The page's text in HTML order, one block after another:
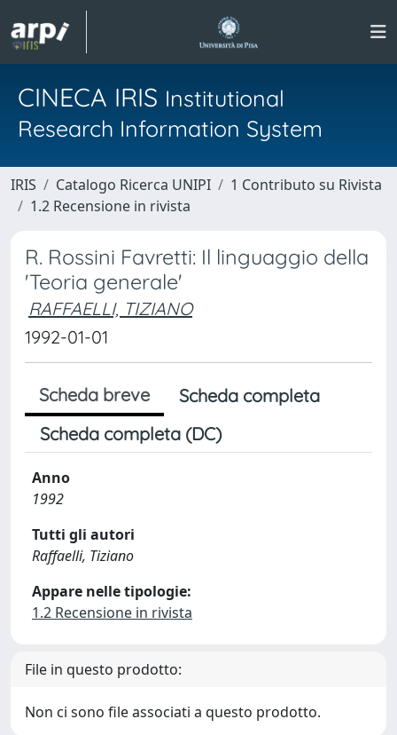
CINECA IRIS Institutional
Research Information System
IRIS Catalogo Ricerca UNIPI
1 Contributo su Rivista
1.2 Recensione in rivista
R. Rossini Favretti: Il linguaggio della
'Teoria generale'
RAFFAELLI, TIZIANO
1992-01-01
Scheda breve
Scheda completa
Scheda completa (DC)
Anno
1992
Tutti gli autori
Raffaelli, Tiziano
Appare nelle tipologie:
1.2 Recensione in rivista
File in questo prodotto:
Non ci sono file associati a questo prodotto.